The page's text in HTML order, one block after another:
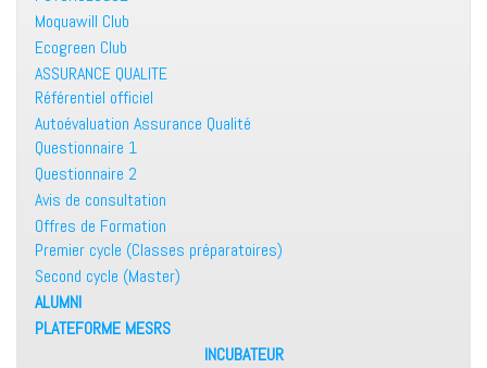
Moquawill Club
Ecogreen Club
ASSURANCE QUALITE
Référentiel officiel
Autoévaluation Assurance Qualité
Questionnaire 1
Questionnaire 2
Avis de consultation
Offres de Formation
Premier cycle (Classes préparatoires)
Second cycle (Master)
ALUMNI
PLATEFORME MESRS
INCUBATEUR